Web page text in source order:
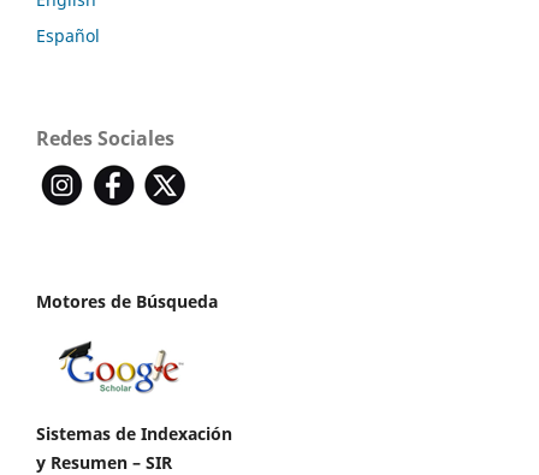
Español
Redes Sociales
Motores de Búsqueda
Sistemas de Indexación
y Resumen – SIR